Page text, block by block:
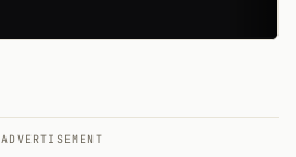
ADVERTISEMENT